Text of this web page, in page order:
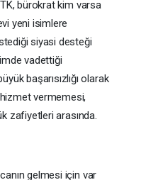
bürokrat kim varsa
yeni isimlere
siyasi desteği
vadettiği
başarısızlığı olarak
vermemesi,
zafiyetleri arasında.
gelmesi için var